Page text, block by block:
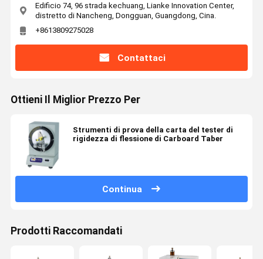
Edificio 74, 96 strada kechuang, Lianke Innovation Center,
distretto di Nancheng, Dongguan, Guangdong, Cina.
+8613809275028
Contattaci
Ottieni Il Miglior Prezzo Per
Strumenti di prova della carta del tester di
rigidezza di flessione di Carboard Taber
Continua
Prodotti Raccomandati